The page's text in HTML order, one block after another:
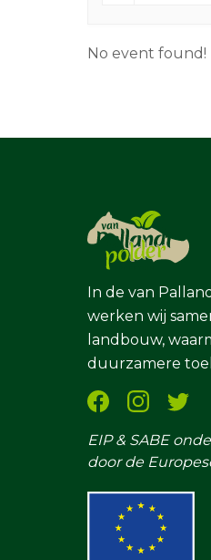
No event found!
In de van
werken wij
landbouw,
duurzamere
EIP & SABE
door de